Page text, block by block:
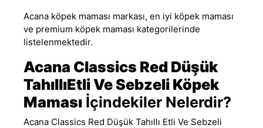
Acana köpek maması markası, en iyi köpek maması
ve premium köpek maması kategorilerinde
listelenmektedir.
Acana Classics Red Düşük
TahıllıEtli Ve Sebzeli Köpek
Maması İçindekiler Nelerdir?
Acana Classics Red Düşük Tahıllı Etli Ve Sebzeli